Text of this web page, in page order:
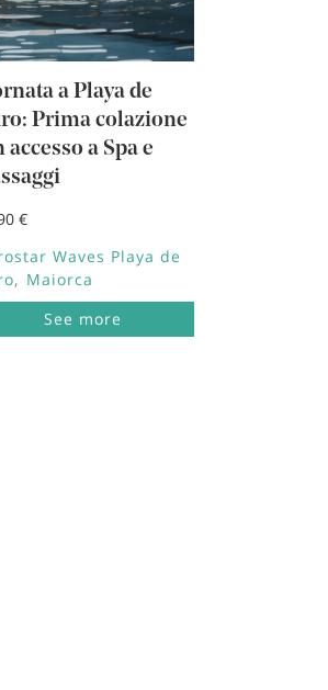
a Playa de
Prima colazione
accesso a Spa e
€
Waves Playa de
Maiorca
See more